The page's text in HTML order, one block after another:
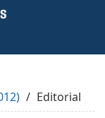
Editorial